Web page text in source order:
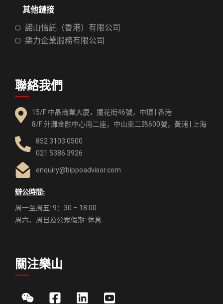
其他鏈接
諾山信託（香港）有限公司
樂力企業服務有限公司
聯絡我們
15/F 中晶商業大廈，擺花街46號，中環 | 香港
8/F 外灘金融中心南二座，中山東二路600號，黃浦 | 上海
852 3103 0500
021 5386 3926
enquiry@bippoadvisor.com
辦公時間:
周一至周五: 9：30 – 18:00
周六、周日及公眾假期: 休息
關注樂山